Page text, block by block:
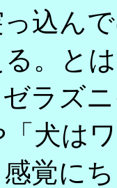
込ん
。と
ラズ
「犬は
覚に